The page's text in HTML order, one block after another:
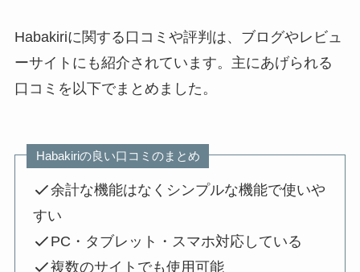
Habakiriに関する口コミや評判は、ブログやレビュ
ーサイトにも紹介されています。主にあげられる
口コミを以下でまとめました。
Habakiriの良い口コミのまとめ
余計な機能はなくシンプルな機能で使いや
すい
PC・タブレット・スマホ対応している
複数のサイトでも使用可能